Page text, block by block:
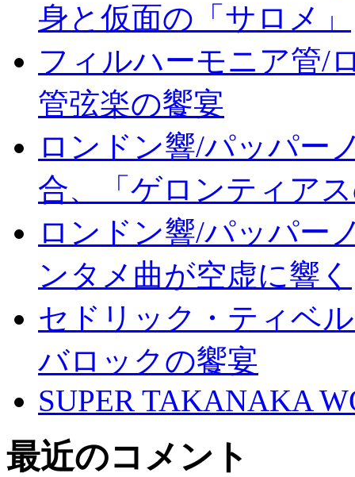
身と仮面の「サロメ」
フィルハーモニア管/
管弦楽の饗宴
ロンドン響/パッパー
合、「ゲロンティア
ロンドン響/パッパー
ンタメ曲が空虚に響く
セドリック・ティベ
バロックの饗宴
SUPER TAKANAKA
最近のコメント